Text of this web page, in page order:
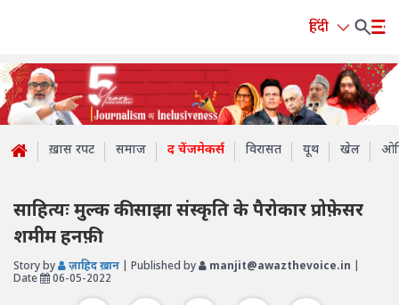
हिंदी
ख़ास रपट समाज द चेंजमेकर्स विरासत यूथ खेल
साहित्यः मुल्क की साझा संस्कृति के पैरोकार प्रोफ़ेसर
शमीम हनफ़ी
Story by ज़ाहिद ख़ान | Published by manjit@awazthevoice.in
Date
06-05-2022